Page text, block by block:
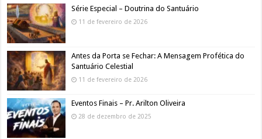
Série Especial – Doutrina do Santuário
11 de fevereiro de 2026
Antes da Porta se Fechar: A Mensagem Profética do
Santuário Celestial
11 de fevereiro de 2026
Eventos Finais – Pr. Arilton Oliveira
28 de dezembro de 2025